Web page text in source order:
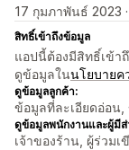
17 กุมภาพันธ์ 2023 ·
สิทธิ์เข้าถึงข้อมูล
แอปนี้ต้องมีสิทธิ์เข้า
ดูข้อมูลในนโยบายค
ดูข้อมูลลูกค้า:
ข้อมูลที่ละเอียดอ่อน
ดูข้อมูลพนักงานและผู้มีส่
เจ้าของร้าน, ผู้ร่วมเ